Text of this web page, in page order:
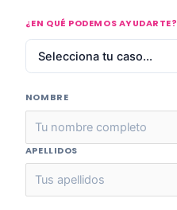
¿EN QUÉ PODEMOS AYUDARTE?
NOMBRE
APELLIDOS